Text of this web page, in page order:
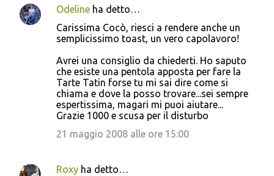
Odeline ha detto…
Carissima Cocò, riesci a rendere anche un
semplicissimo toast, un vero capolavoro!
Avrei una consiglio da chiederti. Ho saputo
che esiste una pentola apposta per fare la
Tarte Tatin forse tu mi sai dire come si
chiama e dove la posso trovare...sei sempre
espertissima, magari mi puoi aiutare...
Grazie 1000 e scusa per il disturbo
21 maggio 2008 alle ore 15:00
Roxy ha detto…